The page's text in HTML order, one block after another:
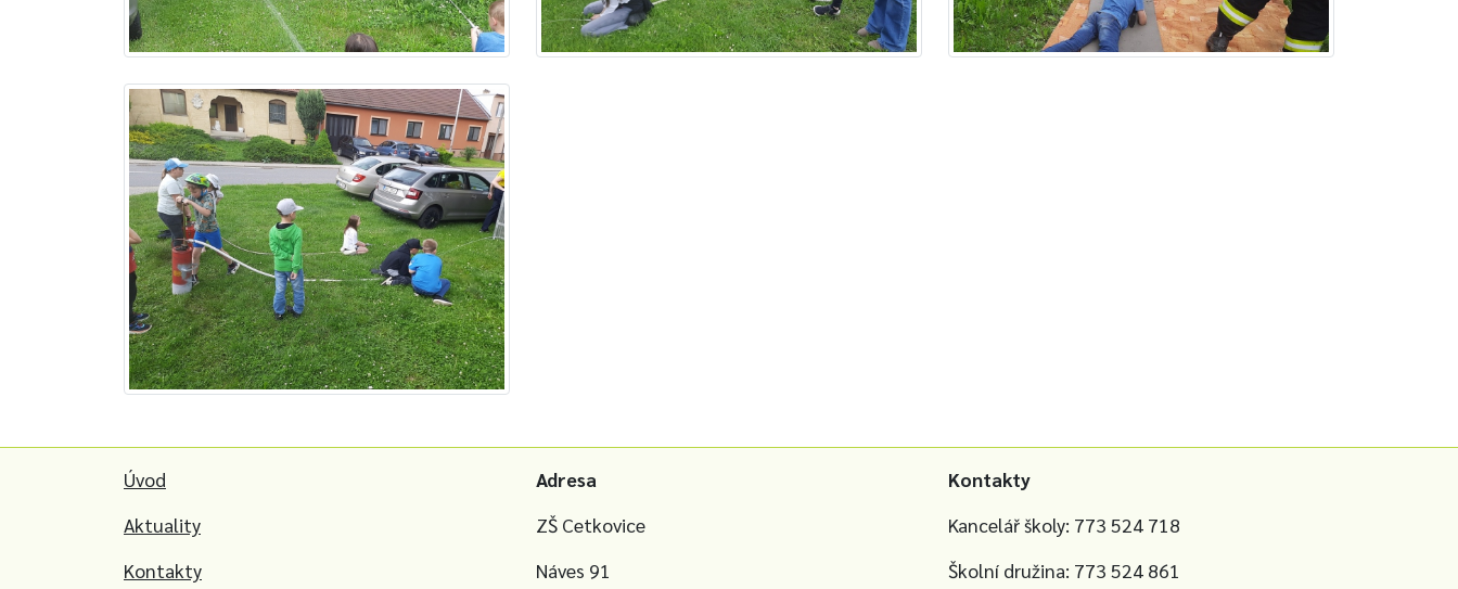
Úvod
Aktuality
Kontakty
Adresa
ZŠ Cetkovice
Náves 91
Kontakty
Kancelář školy: 773 524 718
Školní družina: 773 524 861